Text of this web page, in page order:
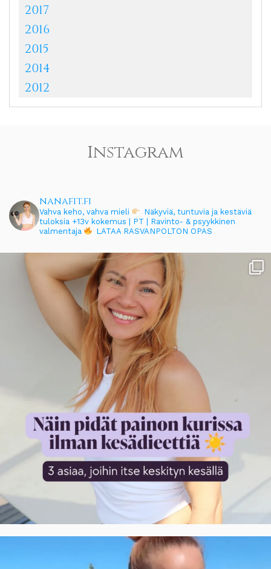
2017
2016
2015
2014
2012
Instagram
nanafit.fi
Vahva keho, vahva mieli
Näkyviä, tuntuvia ja kestäviä
tuloksia +13v kokemus | PT | Ravinto- & psyykkinen
valmentaja
LATAA RASVANPOLTON OPAS